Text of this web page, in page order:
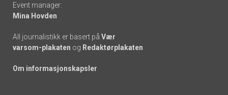
Event manager:
Mina Hovden
All journalistikk er basert på Vær
varsom-plakaten og Redaktørplakaten
Om informasjonskapsler